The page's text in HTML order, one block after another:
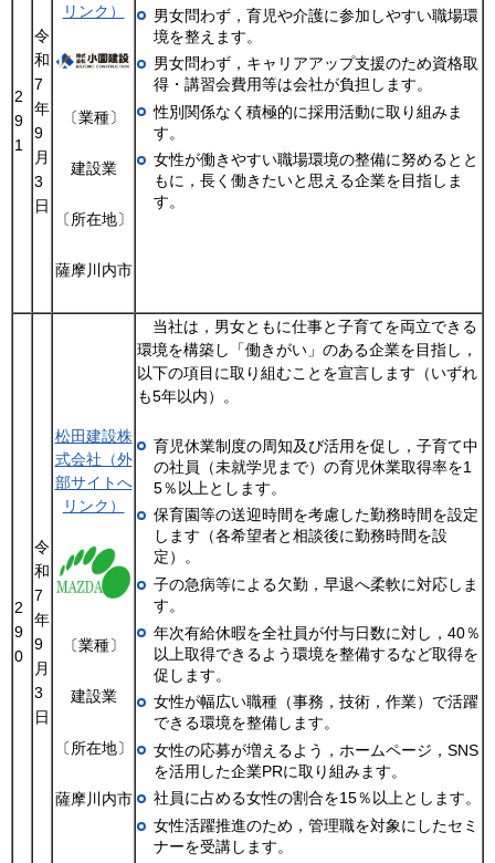
2
9
1
令
和
7
年
9
月
3
日
リンク）
〔業種〕
建設業
〔所在地〕
薩摩川内市
男女問わず，育児や介護に参加しやすい職場環
境を整えます。
男女問わず，キャリアアップ支援のため資格取
得・講習会費用等は会社が負担します。
性別関係なく積極的に採用活動に取り組みま
す。
女性が働きやすい職場環境の整備に努めるとと
もに，長く働きたいと思える企業を目指しま
す。
2
9
0
令
和
7
年
9
月
3
日
松田建設株
式会社（外
部サイトへ
リンク）
〔業種〕
建設業
〔所在地〕
薩摩川内市
当社は，男女ともに仕事と子育てを両立できる
環境を構築し「働きがい」のある企業を目指し，
以下の項目に取り組むことを宣言します（いずれ
も5年以内）。
育児休業制度の周知及び活用を促し，子育て中
の社員（未就学児まで）の育児休業取得率を1
5％以上とします。
保育園等の送迎時間を考慮した勤務時間を設定
します（各希望者と相談後に勤務時間を設
定）。
子の急病等による欠勤，早退へ柔軟に対応しま
す。
年次有給休暇を全社員が付与日数に対し，40％
以上取得できるよう環境を整備するなど取得を
促します。
女性が幅広い職種（事務，技術，作業）で活躍
できる環境を整備します。
女性の応募が増えるよう，ホームページ，SNS
を活用した企業PRに取り組みます。
社員に占める女性の割合を15％以上とします。
女性活躍推進のため，管理職を対象にしたセミ
ナーを受講します。